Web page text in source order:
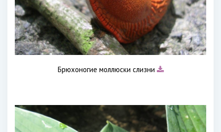
Брюхоногие моллюски слизни